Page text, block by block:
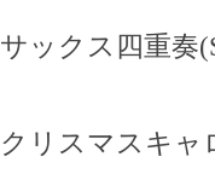
サックス四重奏
クリスマスキャ